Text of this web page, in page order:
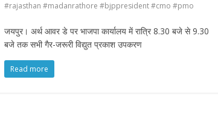
#rajasthan #madanrathore #bjppresident #cmo #pmo
जयपुर। अर्थ आवर डे पर भाजपा कार्यालय में रात्रि 8.30 बजे से 9.30
बजे तक सभी गैर-जरूरी विद्युत प्रकाश उपकरण
Read more